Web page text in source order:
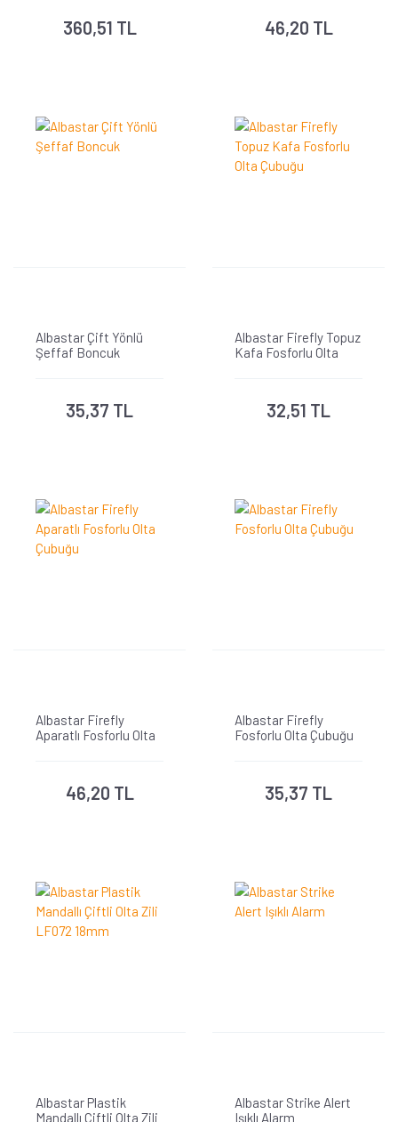
360,51 TL 46,20 TL
Albastar Çift Yönlü
Şeffaf Boncuk
35,37 TL
Albastar Firefly Topuz
Kafa Fosforlu Olta
32,51 TL
Albastar Firefly
Aparatlı Fosforlu Olta
46,20 TL
Albastar Firefly
Fosforlu Olta Çubuğu
35,37 TL
Albastar Plastik
Mandallı Çiftli Olta Zili
Albastar Strike Alert
Işıklı Alarm